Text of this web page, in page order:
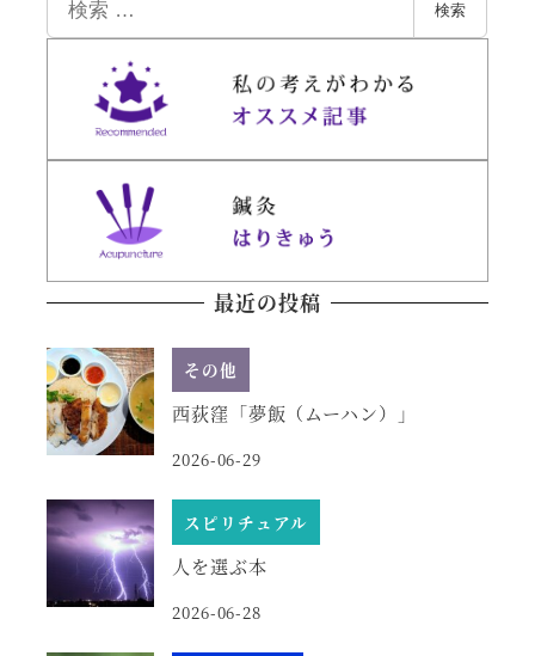
索
検索
最近の投稿
その他
西荻窪「夢飯（ムーハン）」
2026-06-29
スピリチュアル
人を選ぶ本
2026-06-28